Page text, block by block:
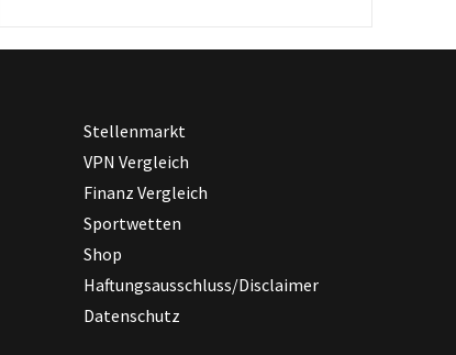
Stellenmarkt
VPN Vergleich
Finanz Vergleich
Sportwetten
Shop
Haftungsausschluss/Disclaimer
Datenschutz